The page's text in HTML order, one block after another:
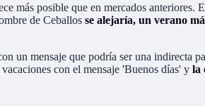
más posible que en mercados anteriores.
de Ceballos se alejaría, un verano
un mensaje que podría ser una indirecta
con el mensaje 'Buenos días' y la